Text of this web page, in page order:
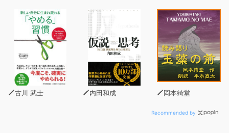
勝ち続けてきた者にしかわからない、強者の理論だ。
彼らは魅力的な紳士たちだが、ただの「いい人」ではな
い。
目的のためには、邪魔するものを排除する。たとえそれが
仲間や恋人であっても。
それでも真の成功者になりたいあなたへ、この本を贈る。
古川 武士 内田和成 岡本綺堂
Recommended by